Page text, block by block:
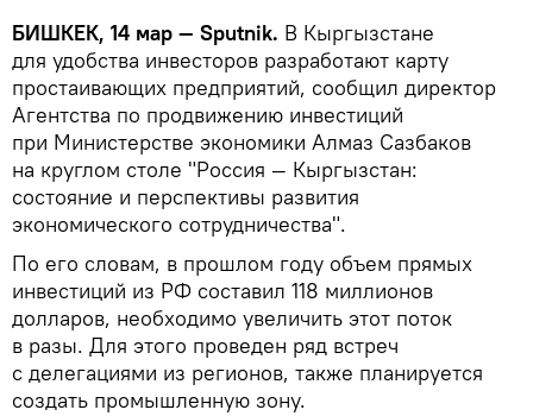
БИШКЕК, 14 мар — Sputnik. В Кыргызстане
для удобства инвесторов разработают карту
простаивающих предприятий, сообщил директор
Агентства по продвижению инвестиций
при Министерстве экономики Алмаз Сазбаков
на круглом столе "Россия — Кыргызстан:
состояние и перспективы развития
экономического сотрудничества".
По его словам, в прошлом году объем прямых
инвестиций из РФ составил 118 миллионов
долларов, необходимо увеличить этот поток
в разы. Для этого проведен ряд встреч
с делегациями из регионов, также планируется
создать промышленную зону.